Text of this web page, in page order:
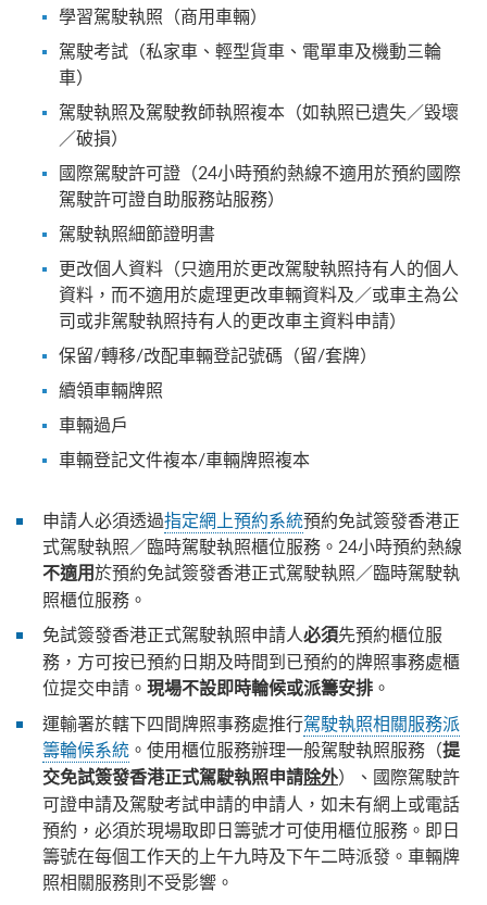
學習駕駛執照（商用車輛）
駕駛考試（私家車、輕型貨車、電單車及機動三輪
車）
駕駛執照及駕駛教師執照複本（如執照已遺失／毀壞
／破損）
國際駕駛許可證（24小時預約熱線不適用於預約國際
駕駛許可證自助服務站服務）
駕駛執照細節證明書
更改個人資料（只適用於更改駕駛執照持有人的個人
資料，而不適用於處理更改車輛資料及／或車主為公
司或非駕駛執照持有人的更改車主資料申請）
保留/轉移/改配車輛登記號碼（留/套牌）
續領車輛牌照
車輛過戶
車輛登記文件複本/車輛牌照複本
申請人必須透過指定網上預約系統預約免試簽發香港正
式駕駛執照／臨時駕駛執照櫃位服務。24小時預約熱線
不適用於預約免試簽發香港正式駕駛執照／臨時駕駛執
照櫃位服務。
免試簽發香港正式駕駛執照申請人必須先預約櫃位服
務，方可按已預約日期及時間到已預約的牌照事務處櫃
位提交申請。 現場不設即時輪候或派籌安排 。
運輸署於轄下四間牌照事務處推行駕駛執照相關服務派
籌輪候系統 。使用櫃位服務辦理一般駕駛執照服務（提
交免試簽發香港正式駕駛執照申請除外）、國際駕駛許
可證申請及駕駛考試申請的申請人，如未有網上或電話
預約，必須於現場取即日籌號才可使用櫃位服務。即日
籌號在每個工作天的上午九時及下午二時派發。車輛牌
照相關服務則不受影響。